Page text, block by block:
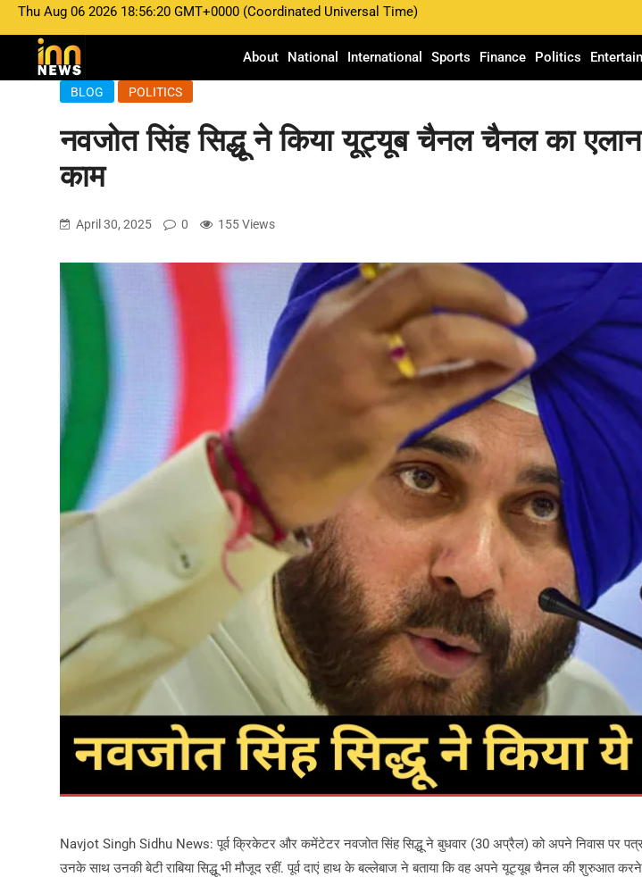
Thu Aug 06 2026 18:56:20 GMT+0000 (Coordinated Universal Time)
About National International Sports Finance Politics
BLOG POLITICS
नवजोत सिंह सिद्धू ने किया यूट्यूब चैनल चैनल का
काम
April 30, 2025 0 155 Views
Navjot Singh Sidhu News: पूर्व क्रिकेटर और कमेंटेटर नवजोत सिंह सिद्धू ने बुधवार (30 अप्रैल) को अपने निवास पर
उनके साथ उनकी बेटी राबिया सिद्धू भी मौजूद रहीं. पूर्व दाएं हाथ के बल्लेबाज ने बताया कि वह अपने यूट्यूब चैनल की शुरुआत